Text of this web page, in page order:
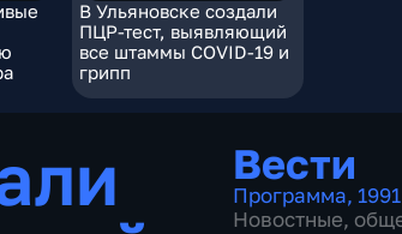
В Ульяновске создали
ПЦР-тест, выявляющий
все штаммы COVID-19 и
грипп
Вести
Программа,
Новостные,